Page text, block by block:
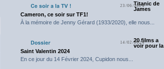
23/06/2024Titanic de
James
Cameron, ce soir sur TF1!
À la mémoire de Jenny Gérard (1933/2020), elle nous...
14/02/202420 films a
voir pour la
Saint Valentin 2024
En ce jour du 14 Février 2024, Cupidon nous...